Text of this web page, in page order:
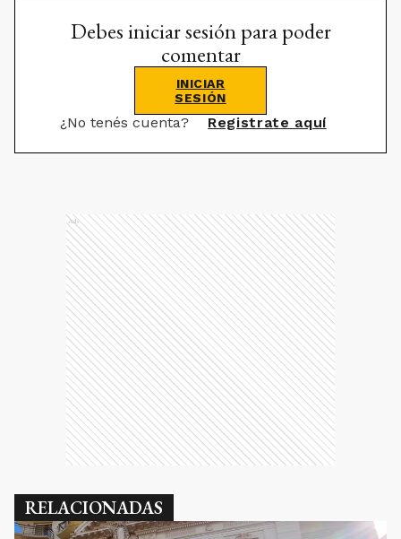
Debes iniciar sesión para poder
comentar
INICIAR
SESIÓN
¿No tenés cuenta? Registrate aquí
Ads
RELACIONADAS